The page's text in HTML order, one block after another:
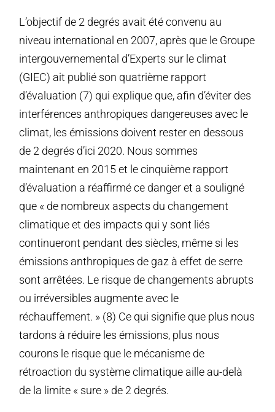
L’objectif de 2 degrés avait été convenu au
niveau international en 2007, après que le Groupe
intergouvernemental d’Experts sur le climat
(GIEC) ait publié son quatrième rapport
d’évaluation (7) qui explique que, afin d’éviter des
interférences anthropiques dangereuses avec le
climat, les émissions doivent rester en dessous
de 2 degrés d’ici 2020. Nous sommes
maintenant en 2015 et le cinquième rapport
d’évaluation a réaffirmé ce danger et a souligné
que « de nombreux aspects du changement
climatique et des impacts qui y sont liés
continueront pendant des siècles, même si les
émissions anthropiques de gaz à effet de serre
sont arrêtées. Le risque de changements abrupts
ou irréversibles augmente avec le
réchauffement. » (8) Ce qui signifie que plus nous
tardons à réduire les émissions, plus nous
courons le risque que le mécanisme de
rétroaction du système climatique aille au-delà
de la limite « sure » de 2 degrés.